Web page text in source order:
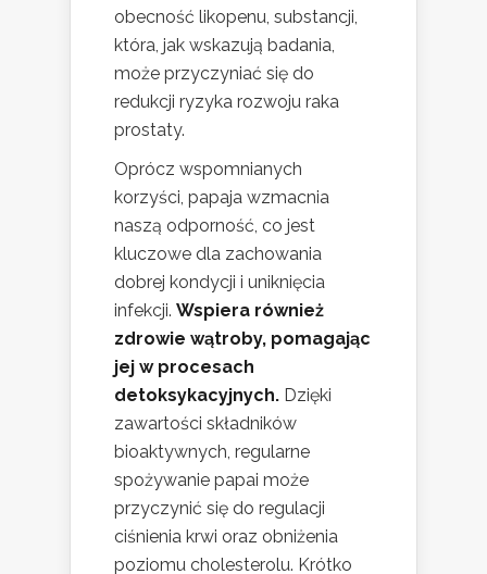
obecność likopenu, substancji,
która, jak wskazują badania,
może przyczyniać się do
redukcji ryzyka rozwoju raka
prostaty.
Oprócz wspomnianych
korzyści, papaja wzmacnia
naszą odporność, co jest
kluczowe dla zachowania
dobrej kondycji i uniknięcia
infekcji. Wspiera również
zdrowie wątroby, pomagając
jej w procesach
detoksykacyjnych. Dzięki
zawartości składników
bioaktywnych, regularne
spożywanie papai może
przyczynić się do regulacji
ciśnienia krwi oraz obniżenia
poziomu cholesterolu. Krótko